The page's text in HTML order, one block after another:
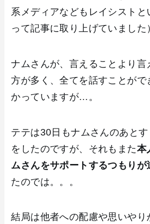
系メディアなどもレイシストと
って記事に取り上げていました
ナムさんが、言えることより言
方が多く、全てを話すことがで
かっていますが…。
テテは30日もナムさんのあと
をしたのですが、それもまた本
ムさんをサポートするつもりが
たのでは。。。
結局は他者への配慮や思いやり